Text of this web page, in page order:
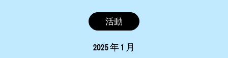
活動
2025 年 1 月